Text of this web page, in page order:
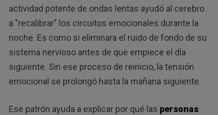
actividad potente de ondas lentas ayudó al cerebro
a "recalibrar" los circuitos emocionales durante la
noche. Es como si eliminara el ruido de fondo de su
sistema nervioso antes de que empiece el día
siguiente. Sin ese proceso de reinicio, la tensión
emocional se prolongó hasta la mañana siguiente.
Ese patrón ayuda a explicar por qué las personas